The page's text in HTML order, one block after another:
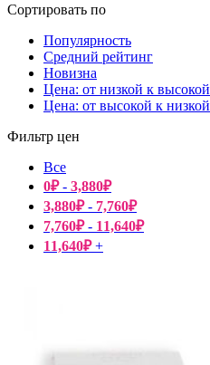
Сортировать по
Популярность
Средний рейтинг
Новизна
Цена: от низкой к высокой
Цена: от высокой к низкой
Фильтр цен
Все
0₽- 3,880₽
3,880₽- 7,760₽
7,760₽- 11,640₽
11,640₽+